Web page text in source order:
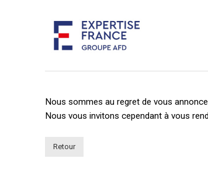
Nous sommes au regret de vous
Nous vous invitons cependant à vous
Retour